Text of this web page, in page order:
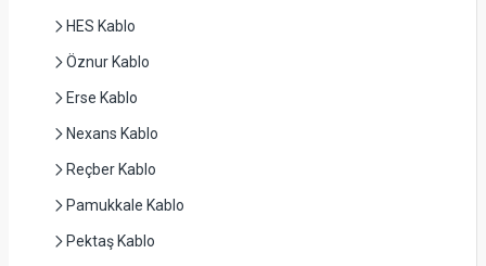
HES Kablo
Öznur Kablo
Erse Kablo
Nexans Kablo
Reçber Kablo
Pamukkale Kablo
Pektaş Kablo